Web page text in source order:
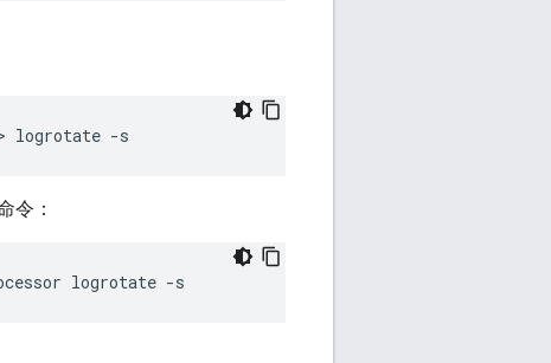
logrotate -s
令：
logrotate -s